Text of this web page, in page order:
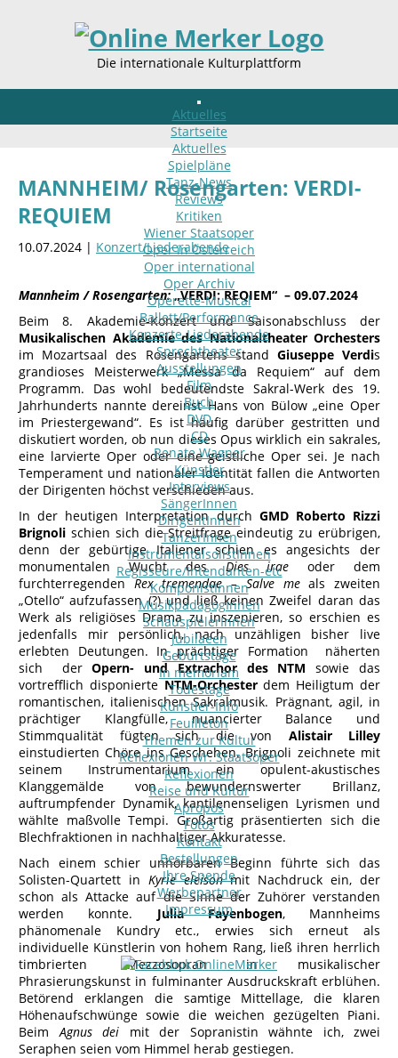
Die internationale Kulturplattform
Aktuelles
Startseite
Aktuelles
Spielpläne
Tanz-News
Reviews
Kritiken
Wiener Staatsoper
Oper in Österreich
Oper international
Oper Archiv
Operette-Musical
Ballett/Performance
Konzerte-Liederabende
Sprechtheater
Ausstellungen
Film
Buch
DVD
CD
Renate Wagner
Künstler
Interviews
SängerInnen
DirigentInnen
TänzerInnen
InstrumentalsolistInnen
Regisseure/Intendanten-etc
KomponistInnen
MusikpädagogInnen
SchauspielerInnen
Jubilaeen
Geburtstage
In memoriam
Todestage
Künstler-Info
Feuilleton
Themen zur Kultur
Reflexionen Wr. Staatsoper
Reflexionen
Reise und Kultur
Apropos
Fotos
Kontakt
Bestellungen
Ihre Spende
Werbepartner
Impressum
MANNHEIM/ Rosengarten: VERDI-
REQUIEM
10.07.2024 | Konzert/Liederabende
Mannheim / Rosengarten:„VERDI: REQIEM“ – 09.07.2024
Beim 8. Akademie-Konzert und Saisonabschluss der
Musikalischen Akademie des Nationaltheater Orchesters
im Mozartsaal des Rosengartens stand Giuseppe Verdis
grandioses Meisterwerk „Messa da Requiem“ auf dem
Programm. Das wohl bedeutendste Sakral-Werk des 19.
Jahrhunderts nannte dereinst Hans von Bülow „eine Oper
im Priestergewand“. Es ist häufig darüber gestritten und
diskutiert worden, ob nun dieses Opus wirklich ein sakrales,
eine larvierte Oper oder eine geistliche Oper sei. Je nach
Temperament und nationaler Identität fallen die Antworten
der Dirigenten höchst verschieden aus.
In der heutigen Interpretation durch GMD Roberto Rizzi
Brignoli schien sich die Streitfrage eindeutig zu erübrigen,
denn der gebürtige Italiener schien es angesichts der
monumentalen Wucht desDies iraeoder dem
furchterregendenRex tremendae – Salve meals zweiten
„Otello“ aufzufassen (?) und ließ keinen Zweifel daran das
Werk als religiöses Drama zu inszenieren, so erschien es
jedenfalls mir persönlich, nach unzähligen bisher live
erlebten Deutungen. In prächtiger Formation näherten
sich derOpern- und Extrachor des NTMsowie das
vortrefflich disponierteNTM-Orchesterdem Heiligtum der
romantischen, italienischen Sakralmusik. Prägnant, agil, in
prächtiger Klangfülle, nuancierter Balance und
Stimmqualität fügten sich die von Alistair Lilley
einstudierten Chöre ins Geschehen. Brignoli zeichnete mit
seinem Instrumentarium ein opulent-akustisches
Klanggemälde von bewundernswerter Brillanz,
auftrumpfender Dynamik, kantilenenseligen Lyrismen und
wählte maßvolle Tempi. Großartig präsentierten sich die
Blechfraktionen in nachhaltiger Akkuratesse.
Nach einem schier unhörbaren Beginn führte sich das
Solisten-Quartett in Kyrie eleisonmit Nachdruck ein, der
schon als Attacke auf die Sinne der Zuhörer verstanden
werden konnte. Julia Fayenbogen, Mannheims
phänomenale Kundry etc., erwies sich erneut als
individuelle Künstlerin von hohem Rang, ließ ihren herrlich
timbrierten Mezzosopran in musikalischer
Phrasierungskunst in fulminanter Ausdruckskraft erblühen.
Betörend erklangen die samtige Mittellage, die klaren
Höhenaufschwünge sowie die weichen gezügelten Piani.
BeimAgnus dei mit der Sopranistin wähnte ich, zwei
Seraphen seien vom Himmel herab gestiegen.